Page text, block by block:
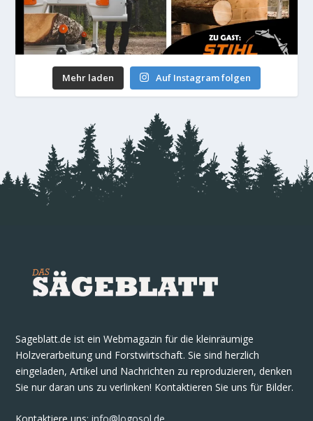
Mehr laden Auf Instagram folgen
Sageblatt.de ist ein Webmagazin für die kleinräumige
Holzverarbeitung und Forstwirtschaft. Sie sind herzlich
eingeladen, Artikel und Nachrichten zu reproduzieren, denken
Sie nur daran uns zu verlinken! Kontaktieren Sie uns für Bilder.